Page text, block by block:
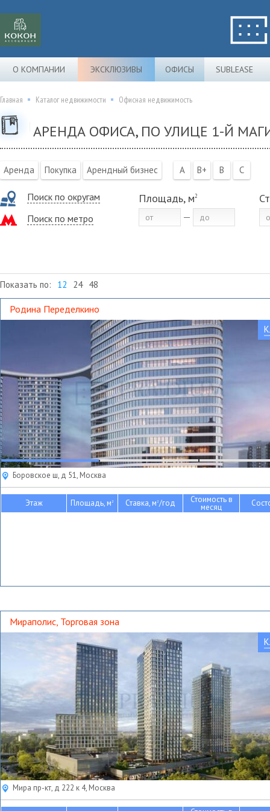
О КОМПАНИИ ЭКСКЛЮЗИВЫ ОФИСЫ SUBLEASE
Главная Каталог недвижимости Офисная недвижимость
АРЕНДА ОФИСА, ПО УЛИЦЕ 1-Й
Аренда Покупка Арендный бизнес A B+ B C
Поиск по округам
Поиск по метро
Площадь, м2
Показать по: 12 24 48
Родина Переделкино
Боровское ш, д 51, Москва
Этаж Площадь, м2 Ставка, м2/год Стоимость в
месяц
Мираполис, Торговая зона
Мира пр-кт, д 222 к 4, Москва